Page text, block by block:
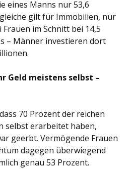
eines Manns nur 53,6
gilt für Immobilien, nur
im Schnitt bei 14,5
– Männer investieren dort
Geld meistens selbst –
70 Prozent der reichen
selbst erarbeitet haben,
geerbt. Vermögende Frauen
dagegen überwiegend
genau 53 Prozent.